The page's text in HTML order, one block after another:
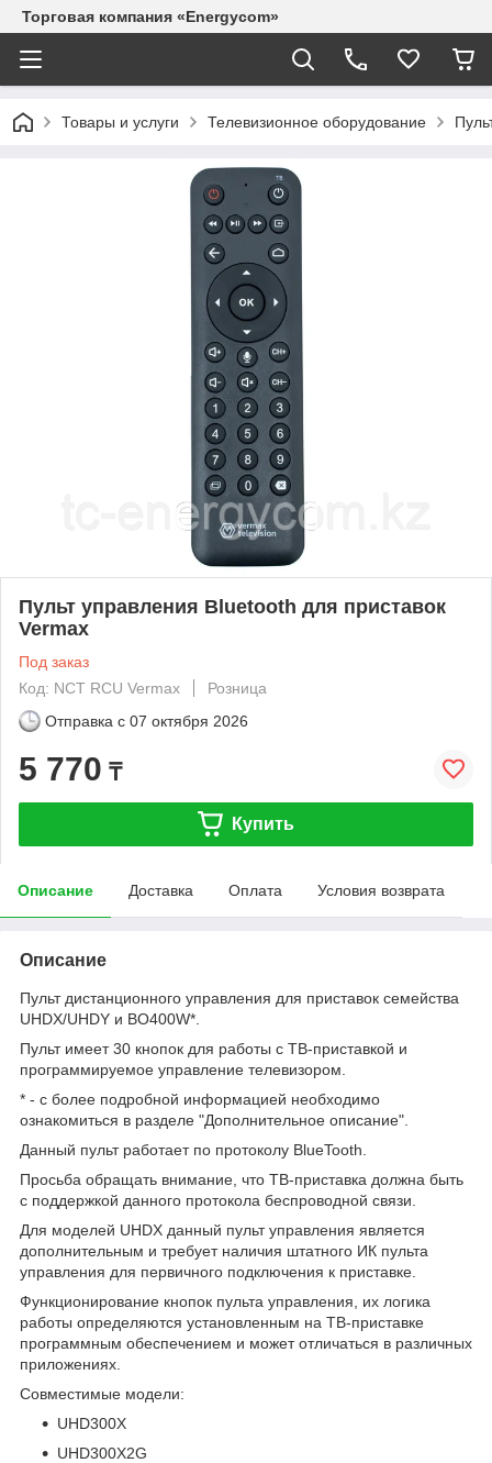
Торговая компания «Energycom»
Товары и услуги Телевизионное оборудование
Пульт управления Bluetooth для приставок
Vermax
Под заказ
Код: NCT RCU Vermax
Розница
Отправка с 07 октября 2026
5 770 ₸
Купить
Описание Доставка Оплата Условия возврата
Описание
Пульт дистанционного управления для приставок семейства
UHDX/UHDY и BO400W*.
Пульт имеет 30 кнопок для работы с ТВ-приставкой и
программируемое управление телевизором.
* - с более подробной информацией необходимо
ознакомиться в разделе "Дополнительное описание".
Данный пульт работает по протоколу BlueTooth.
Просьба обращать внимание, что ТВ-приставка должна быть
с поддержкой данного протокола беспроводной связи.
Для моделей UHDX данный пульт управления является
дополнительным и требует наличия штатного ИК пульта
управления для первичного подключения к приставке.
Функционирование кнопок пульта управления, их логика
работы определяются установленным на ТВ-приставке
программным обеспечением и может отличаться в различных
приложениях.
Совместимые модели:
UHD300X
UHD300X2G